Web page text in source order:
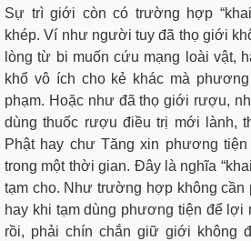
Sự trì giới còn có trường hợp
khép. Ví như người tuy đã thọ giới
lòng từ bi muốn cứu mạng loài vật,
khổ vô ích cho kẻ khác mà
phạm. Hoặc như đã thọ giới rượu,
dùng thuốc rượu điều trị mới lành,
Phật hay chư Tăng xin phương
trong một thời gian. Ðây là nghĩa
tạm cho. Như trường hợp không cần
hay khi tạm dùng phương tiện để
rồi, phải chín chắn giữ giới không